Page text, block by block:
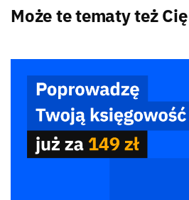
Może te tematy też